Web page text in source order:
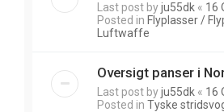
Last post byju55dk « 16
Posted in Flyplasser /
Luftwaffe
Oversigt panser i
Last post byju55dk « 16
Posted in Tyske